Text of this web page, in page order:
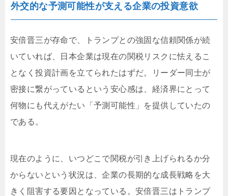
外交的な予測可能性が支える企業の投資意欲
安倍晋三が存命で、トランプとの強固な信頼関係が続
いていれば、日本企業は現在の関税リスクに怯えるこ
となく投資計画を立てられたはずだ。リーダー同士が
密接に繋がっているという安心感は、経済界にとって
何物にも代えがたい「予測可能性」を提供していたの
である。
現在のように、いつどこで関税が引き上げられるか分
からないという状況は、企業の長期的な成長戦略を大
きく阻害する要因となっている。安倍晋三はトランプ